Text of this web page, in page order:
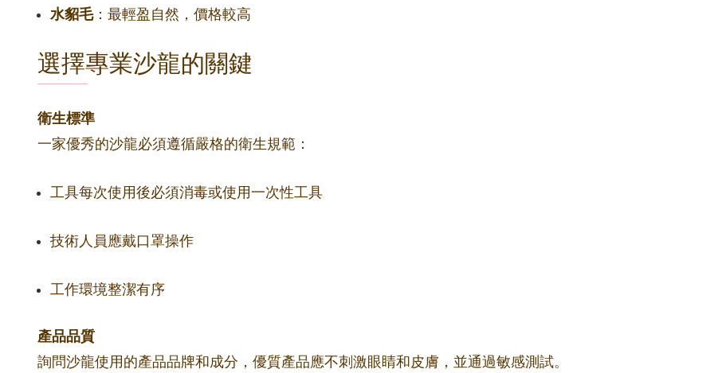
水貂毛：最輕盈自然，價格較高
選擇專業沙龍的關鍵
衛生標準
一家優秀的沙龍必須遵循嚴格的衛生規範：
工具每次使用後必須消毒或使用一次性工具
技術人員應戴口罩操作
工作環境整潔有序
產品品質
詢問沙龍使用的產品品牌和成分，優質產品應不刺激眼睛和皮膚，並通過敏感測試。